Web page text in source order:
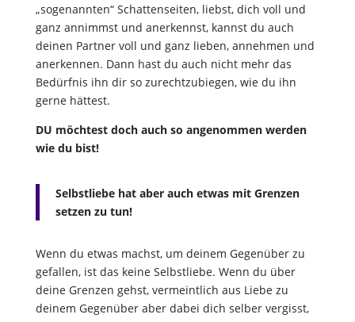
„sogenannten“ Schattenseiten, liebst, dich voll und
ganz annimmst und anerkennst, kannst du auch
deinen Partner voll und ganz lieben, annehmen und
anerkennen. Dann hast du auch nicht mehr das
Bedürfnis ihn dir so zurechtzubiegen, wie du ihn
gerne hättest.
DU möchtest doch auch so angenommen werden
wie du bist!
Selbstliebe hat aber auch etwas mit Grenzen
setzen zu tun!
Wenn du etwas machst, um deinem Gegenüber zu
gefallen, ist das keine Selbstliebe. Wenn du über
deine Grenzen gehst, vermeintlich aus Liebe zu
deinem Gegenüber aber dabei dich selber vergisst,